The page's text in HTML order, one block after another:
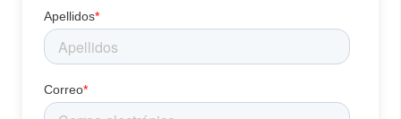
Apellidos*
Correo*